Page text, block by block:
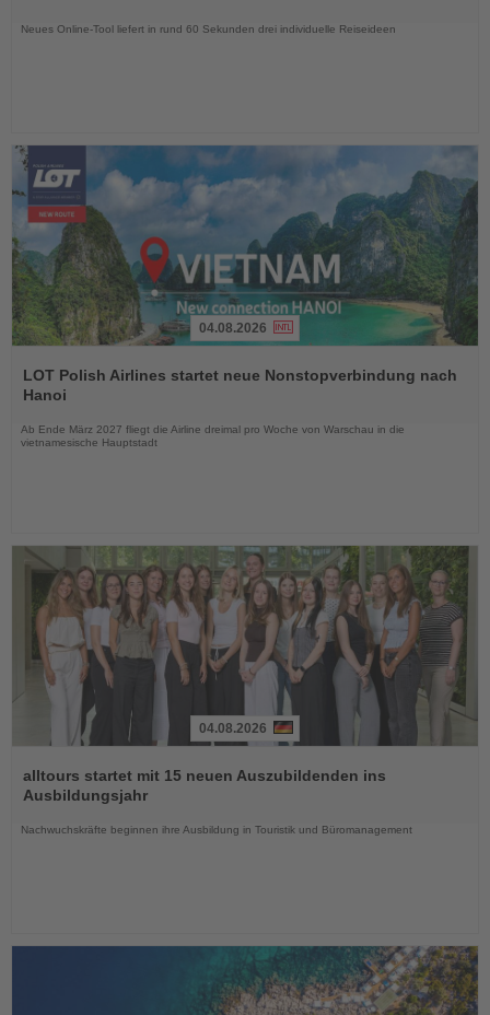
Neues Online-Tool liefert in rund 60 Sekunden drei individuelle Reiseideen
Sie
die
04.08.2026
LOT Polish Airlines startet neue Nonstopverbindung nach
Hanoi
Ab Ende März 2027 fliegt die Airline dreimal pro Woche von Warschau in die
vietnamesische Hauptstadt
Sie
die
04.08.2026
alltours startet mit 15 neuen Auszubildenden ins
Ausbildungsjahr
Nachwuchskräfte beginnen ihre Ausbildung in Touristik und Büromanagement